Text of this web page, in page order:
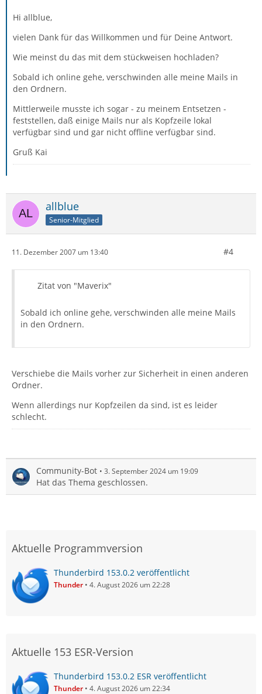
Hi allblue,
vielen Dank für das Willkommen und für Deine Antwort.
Wie meinst du das mit dem stückweisen hochladen?
Sobald ich online gehe, verschwinden alle meine Mails in
den Ordnern.
Mittlerweile musste ich sogar - zu meinem Entsetzen -
feststellen, daß einige Mails nur als Kopfzeile lokal
verfügbar sind und gar nicht offline verfügbar sind.
Gruß Kai
allblue
Senior-Mitglied
11. Dezember 2007 um 13:40 #4
Zitat von "Maverix"
Sobald ich online gehe, verschwinden alle meine Mails
in den Ordnern.
Verschiebe die Mails vorher zur Sicherheit in einen anderen
Ordner.
Wenn allerdings nur Kopfzeilen da sind, ist es leider
schlecht.
Community-Bot 3. September 2024 um 19:09
Hat das Thema geschlossen.
Aktuelle Programmversion
Thunderbird 153.0.2 veröffentlicht
Thunder 4. August 2026 um 22:28
Aktuelle 153 ESR-Version
Thunderbird 153.0.2 ESR veröffentlicht
Thunder 4. August 2026 um 22:34